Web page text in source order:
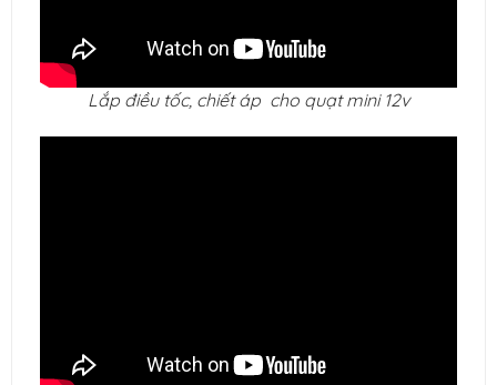
Lắp điều tốc, chiết áp cho quạt mini 12v